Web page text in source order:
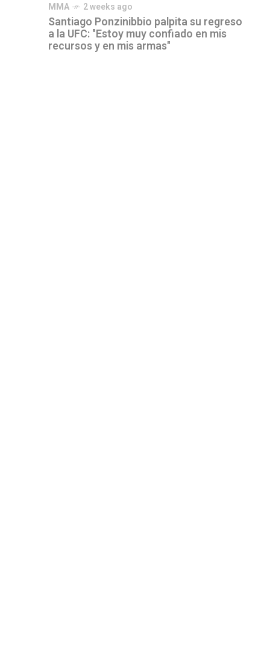
MMA 2 weeks ago
Santiago Ponzinibbio palpita su regreso
a la UFC: "Estoy muy confiado en mis
recursos y en mis armas"